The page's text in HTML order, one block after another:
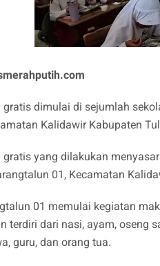
dimulai di sejumlah
Kalidawir Kabupaten
yang dilakukan
01, Kecamatan
01 memulai kegiatan
terdiri dari nasi, ayam, oseng
guru, dan orang tua.